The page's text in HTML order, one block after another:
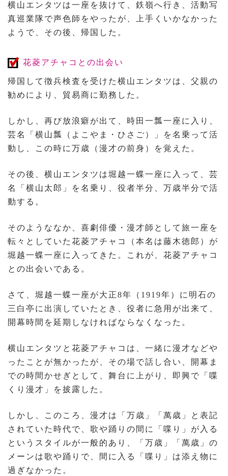
横山エンタツは一座を抜けて、鉄嶺へ行き、活動写
真巡業隊で声色師をやったが、上手くいかなかった
ようで、その後、帰国した。
花菱アチャコとの出会い
帰国して徴兵検査を受けた横山エンタツは、父親の
勧めにより、貿易商に勤務した。
しかし、再び放浪癖が出て、時田一瓢一座に入り、
芸名「横山瓢（よこやま・ひさご）」を名乗って活
動し、この時に万歳（漫才の前身）を覚えた。
その後、横山エンタツは堀越一蝶一座に入って、芸
名「横山太郎」を名乗り、役者半分、万歳半分で活
動する。
そのようななか、喜劇俳優・漫才師として旅一座を
転々としていた花菱アチャコ（本名は藤木徳郎）が
堀越一蝶一座に入ってきた。これが、花菱アチャコ
との出会いである。
さて、堀越一蝶一座が大正8年（1919年）に明石の
三白亭に出演していたとき、役者に急用が出来て、
開幕時間を延期しなければならなくなった。
横山エンタツと花菱アチャコは、一緒に漫才などや
ったことが無かったが、その場で話し合い、開幕ま
での時間かせぎとして、舞台に上がり、即興で「喋
くり漫才」を披露した。
しかし、このころ、漫才は「万歳」「萬歳」と表記
されていた時代で、歌や踊りの間に「喋り」が入る
というスタイルが一般的あり、「万歳」「萬歳」の
メーンは歌や踊りで、間に入る「喋り」は添え物に
過ぎなかった。